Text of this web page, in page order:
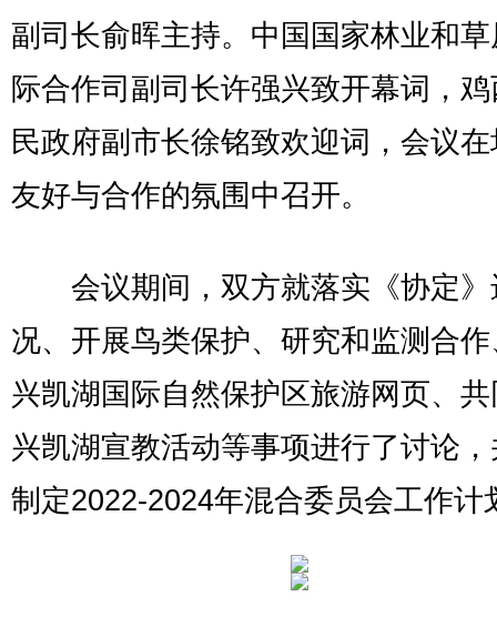
副司长俞晖主持。中国国家林业和
际合作司副司长许强兴致开幕词，
民政府副市长徐铭致欢迎词，会议
友好与合作的氛围中召开。
会议期间，双方就落实《协定》
况、开展鸟类保护、研究和监测合
兴凯湖国际自然保护区旅游网页、
兴凯湖宣教活动等事项进行了讨论
制定2022-2024年混合委员会工作计